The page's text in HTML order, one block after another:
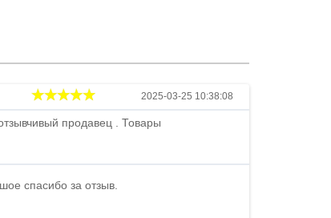
2025-03-25 10:38:08
продавец . Товары
спасибо за отзыв.